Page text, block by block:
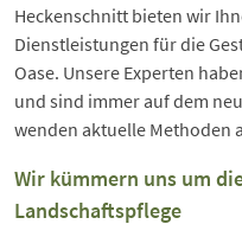
Heckenschnitt bieten wir
Dienstleistungen für die
Oase. Unsere Experten
und sind immer auf dem
wenden aktuelle Methoden
Wir kümmern uns um
Landschaftspflege